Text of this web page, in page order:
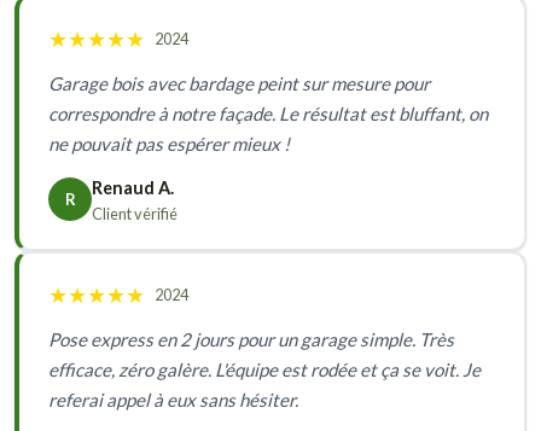
★★★★★ 2024
Garage bois avec bardage peint sur mesure pour
correspondre à notre façade. Le résultat est bluffant, on
ne pouvait pas espérer mieux !
R
Renaud A.
Client vérifié
★★★★★ 2024
Pose express en 2 jours pour un garage simple. Très
efficace, zéro galère. L'équipe est rodée et ça se voit. Je
referai appel à eux sans hésiter.